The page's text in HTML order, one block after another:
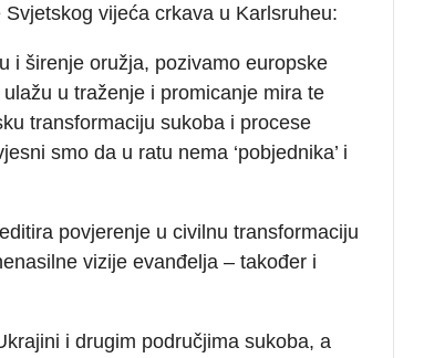
vijeća crkava u Karlsruheu:
i širenje oružja, pozivamo europske
u traženje i promicanje mira te
transformaciju sukoba i procese
smo da u ratu nema ‘pobjednika’ i
povjerenje u civilnu transformaciju
vizije evanđelja – također i
i drugim područjima sukoba, a